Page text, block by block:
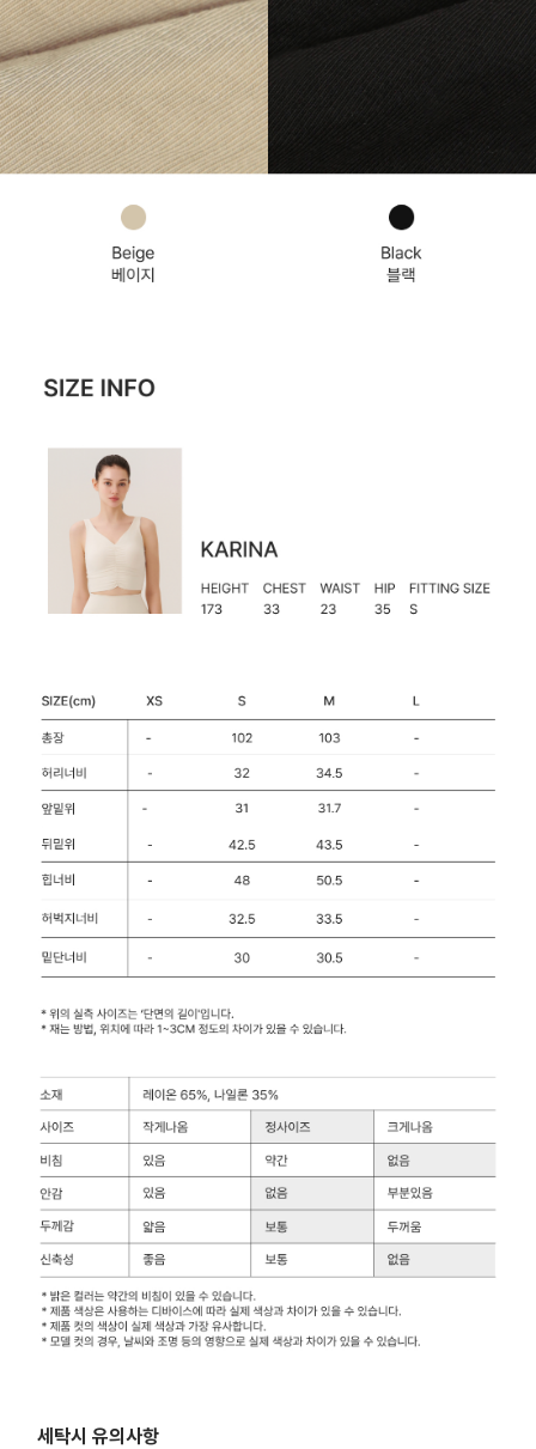
세탁시 유의사항